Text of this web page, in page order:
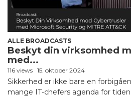
ALLE BROADCASTS
Beskyt din virksomhed
med...
116 views 15. oktober 2024
Sikkerhed er ikke bare en
mange IT-chefers agenda for